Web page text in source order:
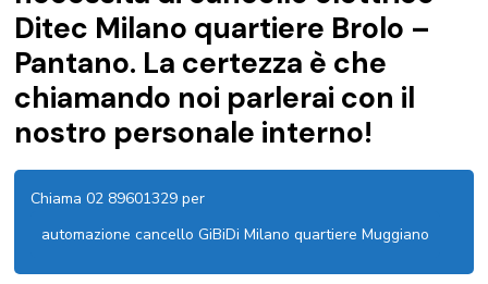
Ditec Milano quartiere Brolo –
Pantano. La certezza è che
chiamando noi parlerai con il
nostro personale interno!
Chiama 02 89601329 per
automazione cancello GiBiDi Milano quartiere Muggiano